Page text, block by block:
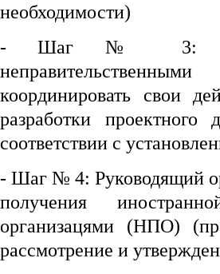
необходимости)
- Шаг № 3:
координировать свои
разработки
соответствии с
- Шаг № 4: Руководящий
получения
организацями (НПО)
рассмотрение и